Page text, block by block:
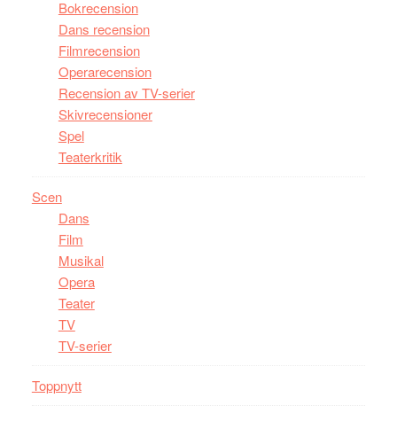
Bokrecension
Dans recension
Filmrecension
Operarecension
Recension av TV-serier
Skivrecensioner
Spel
Teaterkritik
Scen
Dans
Film
Musikal
Opera
Teater
TV
TV-serier
Toppnytt